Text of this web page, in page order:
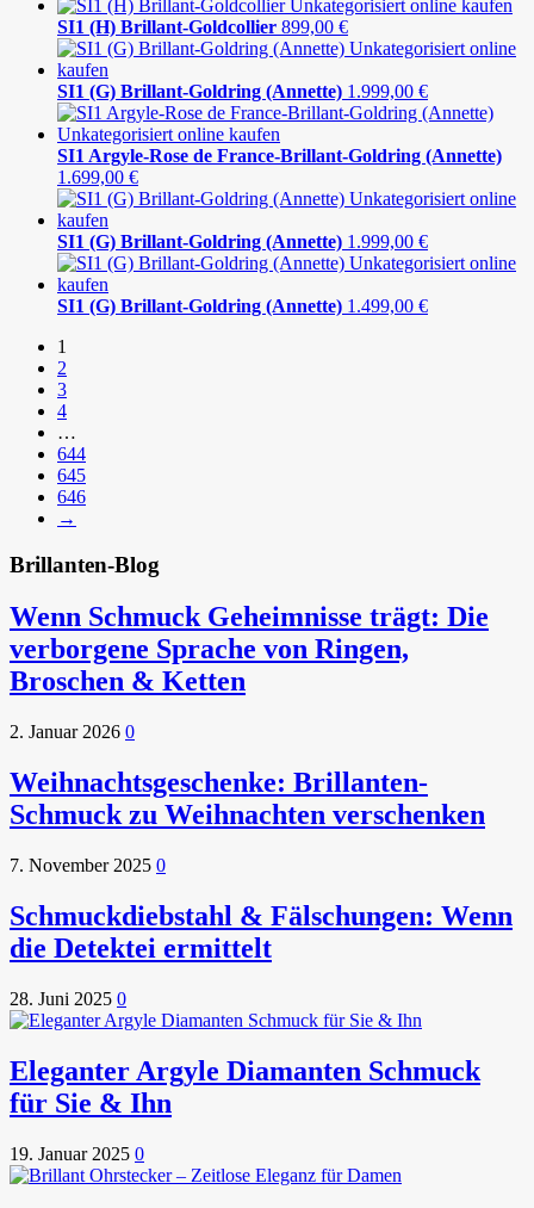
SI1 (H) Brillant-Goldcollier 899,00 €
SI1 (G) Brillant-Goldring (Annette) 1.999,00 €
SI1 Argyle-Rose de France-Brillant-Goldring (Annette)
1.699,00 €
SI1 (G) Brillant-Goldring (Annette) 1.999,00 €
SI1 (G) Brillant-Goldring (Annette) 1.499,00 €
1
2
3
4
…
644
645
646
→
Brillanten-Blog
Wenn Schmuck Geheimnisse trägt: Die
verborgene Sprache von Ringen,
Broschen & Ketten
2. Januar 2026 0
Weihnachtsgeschenke: Brillanten-
Schmuck zu Weihnachten verschenken
7. November 2025 0
Schmuckdiebstahl & Fälschungen: Wenn
die Detektei ermittelt
28. Juni 2025 0
Eleganter Argyle Diamanten Schmuck
für Sie & Ihn
19. Januar 2025 0